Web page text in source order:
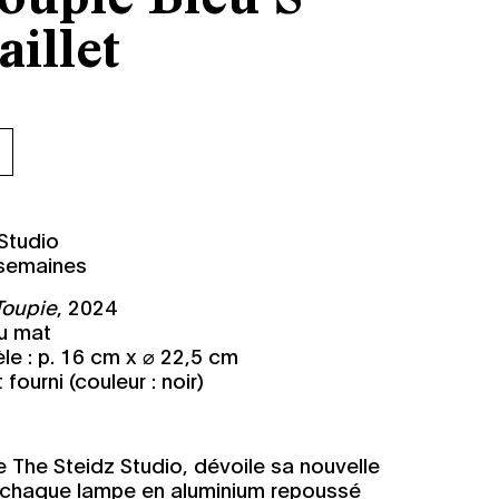
, 2024
mat
: p. 16 cm x ⌀ 22,5 cm
(couleur : noir)
The Steidz Studio, dévoile sa nouvelle
lampe en aluminium repoussé